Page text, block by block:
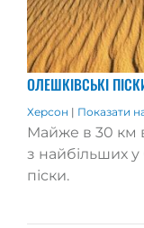
ОЛЕШКІВСЬКІ
Херсон | Показати
Майже в 30 км
з найбільших
піски.